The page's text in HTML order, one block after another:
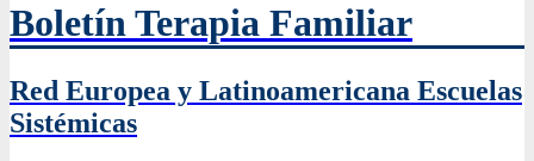
Boletín Terapia Familiar
Red Europea y Latinoamericana Escuelas
Sistémicas